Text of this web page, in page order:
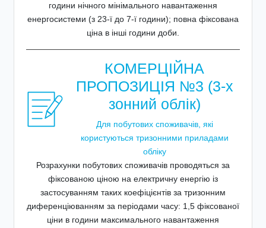
години нічного мінімального навантаження
енергосистеми (з 23-ї до 7-ї години); повна фіксована
ціна в інші години доби.
КОМЕРЦІЙНА
ПРОПОЗИЦІЯ №3 (3-х
зонний облік)
Для побутових споживачів, які
користуються тризонними приладами
обліку
Розрахунки побутових споживачів проводяться за
фіксованою ціною на електричну енергію із
застосуванням таких коефіцієнтів за тризонним
диференціюванням за періодами часу: 1,5 фіксованої
ціни в години максимального навантаження